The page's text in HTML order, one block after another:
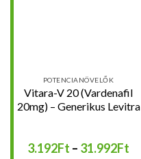
POTENCIANÖVELŐK
Vitara-V 20 (Vardenafil
20mg) – Generikus Levitra
3.192Ft – 31.992Ft